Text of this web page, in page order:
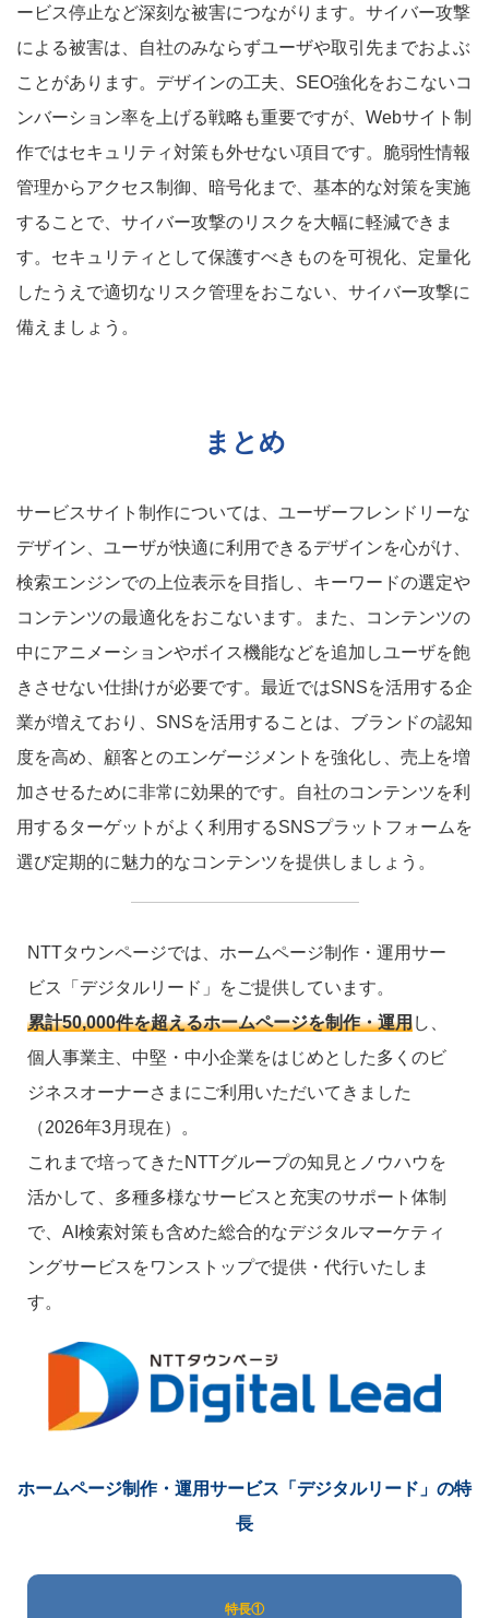
ービス停止など深刻な被害につながります。サイバー攻撃
による被害は、自社のみならずユーザや取引先までおよぶ
ことがあります。デザインの工夫、SEO強化をおこないコ
ンバーション率を上げる戦略も重要ですが、Webサイト制
作ではセキュリティ対策も外せない項目です。脆弱性情報
管理からアクセス制御、暗号化まで、基本的な対策を実施
することで、サイバー攻撃のリスクを大幅に軽減できま
す。セキュリティとして保護すべきものを可視化、定量化
したうえで適切なリスク管理をおこない、サイバー攻撃に
備えましょう。
まとめ
サービスサイト制作については、ユーザーフレンドリーな
デザイン、ユーザが快適に利用できるデザインを心がけ、
検索エンジンでの上位表示を目指し、キーワードの選定や
コンテンツの最適化をおこないます。また、コンテンツの
中にアニメーションやボイス機能などを追加しユーザを飽
きさせない仕掛けが必要です。最近ではSNSを活用する企
業が増えており、SNSを活用することは、ブランドの認知
度を高め、顧客とのエンゲージメントを強化し、売上を増
加させるために非常に効果的です。自社のコンテンツを利
用するターゲットがよく利用するSNSプラットフォームを
選び定期的に魅力的なコンテンツを提供しましょう。
NTTタウンページでは、ホームページ制作・運用サー
ビス「デジタルリード」をご提供しています。
累計50,000件を超えるホームページを制作・運用し、
個人事業主、中堅・中小企業をはじめとした多くのビ
ジネスオーナーさまにご利用いただいてきました
（2026年3月現在）。
これまで培ってきたNTTグループの知見とノウハウを
活かして、多種多様なサービスと充実のサポート体制
で、AI検索対策も含めた総合的なデジタルマーケティ
ングサービスをワンストップで提供・代行いたしま
す。
ホームページ制作・運用サービス 「デジタルリード」の特
長
特長①